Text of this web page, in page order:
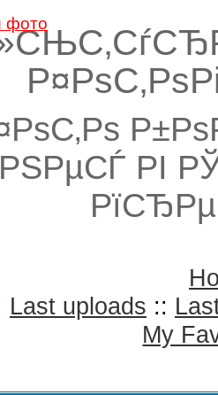
РІ
Last uploads ::
My
фото